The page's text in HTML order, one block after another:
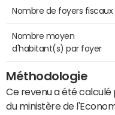
Nombre de foyers fiscaux
Nombre moyen
d'habitant(s) par foyer
Méthodologie
Ce revenu a été calculé
du ministère de